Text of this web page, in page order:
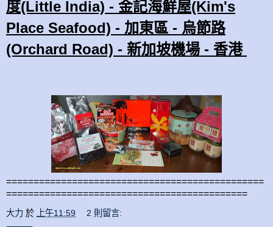
度(Little India) - 金記海鮮屋(Kim's
Place Seafood) - 加東區 - 烏節路
(Orchard Road) - 新加坡機場 - 香港
===============================================
============================================
大力 於 上午11:59 2 則留言: